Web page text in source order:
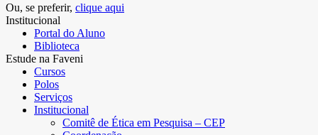
Ou, se preferir, clique aqui
Institucional
Portal do Aluno
Biblioteca
Estude na Faveni
Cursos
Polos
Serviços
Institucional
Comitê de Ética em Pesquisa – CEP